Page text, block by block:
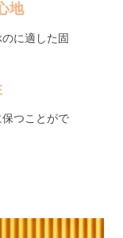
地
に適した固
つことがで